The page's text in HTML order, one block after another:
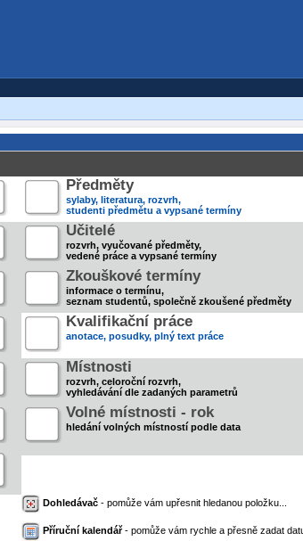
Předměty
sylaby, literatura, rozvrh,
studenti předmětu a vypsané termíny
Učitelé
rozvrh, vyučované předměty,
vedené práce a vypsané termíny
Zkouškové termíny
informace o termínu,
seznam studentů, společně zkoušené předměty
Kvalifikační práce
anotace, posudky, plný text práce
Místnosti
rozvrh, celoroční rozvrh,
vyhledávání dle zadaných parametrů
Volné místnosti - rok
hledání volných místností podle data
Dohledávač - pomůže vám upřesnit hledanou položku...
Příruční kalendář- pomůže vám rychle a přesně zadat